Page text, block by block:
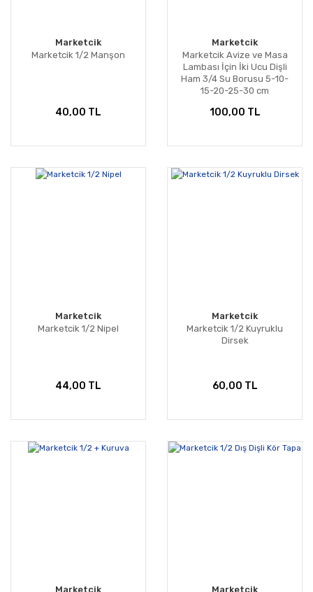
Marketcik
Marketcik 1/2 Manşon
40,00 TL
Marketcik
Marketcik Avize ve Masa
Lambası İçin İki Ucu Dişli
Ham 3/4 Su Borusu 5-10-
15-20-25-30 cm
100,00 TL
Marketcik
Marketcik 1/2 Nipel
44,00 TL
Marketcik
Marketcik 1/2 Kuyruklu
Dirsek
60,00 TL
Marketcik Marketcik